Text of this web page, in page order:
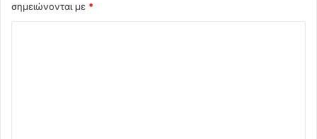
σημειώνονται με *